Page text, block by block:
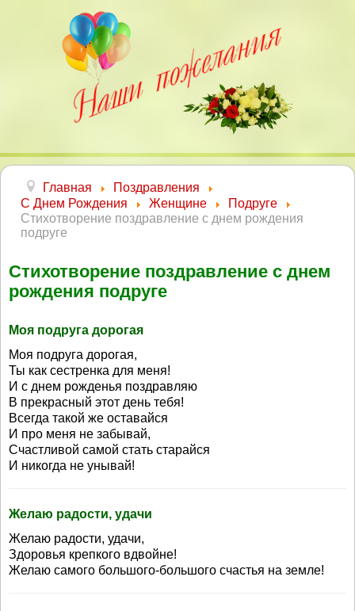
Главная
Поздравления
С Днем Рождения
Женщине
Подруге
Стихотворение поздравление с днем рождения
подруге
Стихотворение поздравление с днем
рождения подруге
Моя подруга дорогая
Моя подруга дорогая,
Ты как сестренка для меня!
И с днем рожденья поздравляю
В прекрасный этот день тебя!
Всегда такой же оставайся
И про меня не забывай,
Счастливой самой стать старайся
И никогда не унывай!
Желаю радости, удачи
Желаю радости, удачи,
Здоровья крепкого вдвойне!
Желаю самого большого-большого счастья на земле!